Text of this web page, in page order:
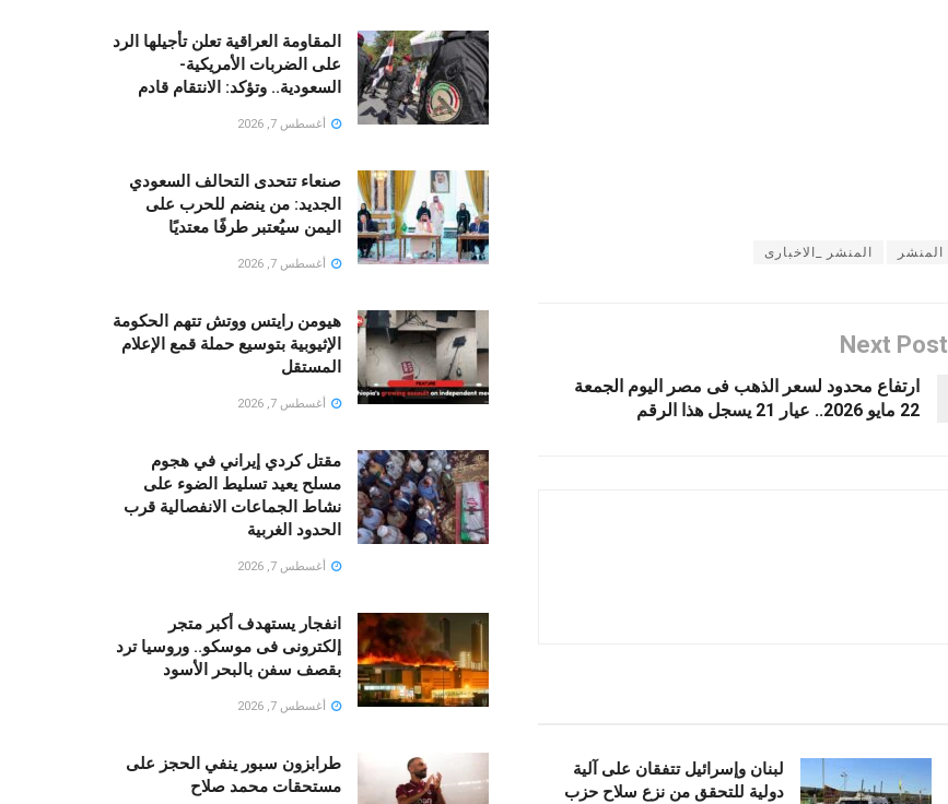
المنشر المنشر _الاخبارى
Next Post
ارتفاع محدود لسعر الذهب فى مصر اليوم الجمعة
22 مايو 2026.. عيار 21 يسجل هذا الرقم
لبنان وإسرائيل تتفقان على آلية
دولية للتحقق من نزع سلاح حزب
المقاومة العراقية تعلن تأجيلها الرد
على الضربات الأمريكية-
السعودية.. وتؤكد: الانتقام قادم
أغسطس 7, 2026
صنعاء تتحدى التحالف السعودي
الجديد: من ينضم للحرب على
اليمن سيُعتبر طرفًا معتديًا
أغسطس 7, 2026
هيومن رايتس ووتش تتهم الحكومة
الإثيوبية بتوسيع حملة قمع الإعلام
المستقل
أغسطس 7, 2026
مقتل كردي إيراني في هجوم
مسلح يعيد تسليط الضوء على
نشاط الجماعات الانفصالية قرب
الحدود الغربية
أغسطس 7, 2026
انفجار يستهدف أكبر متجر
إلكترونى فى موسكو.. وروسيا ترد
بقصف سفن بالبحر الأسود
أغسطس 7, 2026
طرابزون سبور ينفي الحجز على
مستحقات محمد صلاح